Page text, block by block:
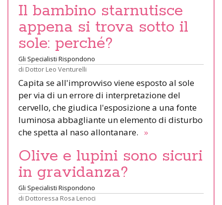
Il bambino starnutisce
appena si trova sotto il
sole: perché?
Gli Specialisti Rispondono
di Dottor Leo Venturelli
Capita se all'improvviso viene esposto al sole
per via di un errore di interpretazione del
cervello, che giudica l'esposizione a una fonte
luminosa abbagliante un elemento di disturbo
che spetta al naso allontanare. »
Olive e lupini sono sicuri
in gravidanza?
Gli Specialisti Rispondono
di Dottoressa Rosa Lenoci